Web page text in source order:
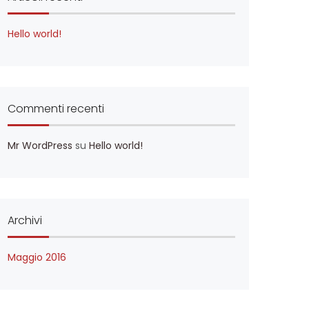
Hello world!
Commenti recenti
Mr WordPress su Hello world!
Archivi
Maggio 2016